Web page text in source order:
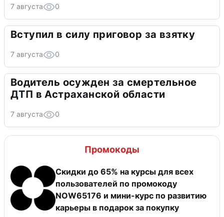
7 августа 0
Вступил в силу приговор за взятку
7 августа 0
Водитель осужден за смертельное
ДТП в Астраханской области
7 августа 0
Промокоды
Скидки до 65% на курсы для всех
пользователей по промокоду
NOW65176 и мини-курс по развитию
карьеры в подарок за покупку